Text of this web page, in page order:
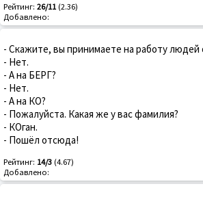
Рейтинг: 26/11 (2.36)
Добавлено:
- Скажите, вы принимаете на работу людей
- Нет.
- А на БЕРГ?
- Нет.
- А на КО?
- Пожалуйста. Какая же у вас фамилия?
- КОган.
- Пошёл отсюда!
Рейтинг: 14/3 (4.67)
Добавлено: